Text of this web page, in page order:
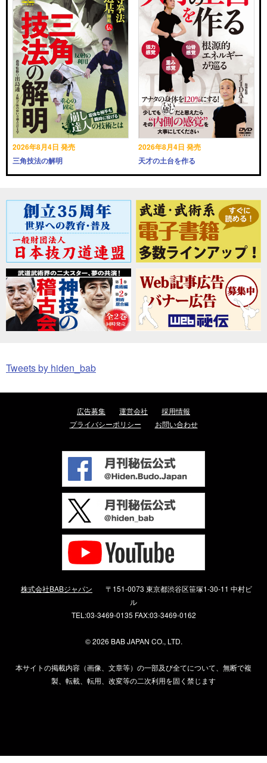
2026年8月4日 発売
三角技法の解明
2026年8月4日 発売
天才の土台を作る
Tweets by hiden_bab
広告募集 運営会社
採用情報
プライバシーポリシー
お問い合わせ
株式会社BABジャパン
〒151-0073 東京都渋谷区笹塚1-30-11 中村ビ
ル
TEL:03-3469-0135 FAX:03-3469-0162
©2026 BAB JAPAN CO., LTD.
本サイトの掲載内容（画像、文章等）の一部及び全てについて、無断で複
製、転載、転用、改変等の二次利用を固く禁じます